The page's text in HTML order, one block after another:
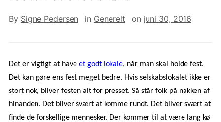
By Signe Pedersen in Generelt on juni 30, 2016
Det er vigtigt at have et godt lokale, når man skal holde fest.
Det kan gøre ens fest meget bedre. Hvis selskabslokalet ikke er
stort nok, bliver festen alt for presset. Så står folk på nakken af
hinanden. Det bliver svært at komme rundt. Det bliver svært at
finde de forskellige mennesker. Der kommer til at være lang kø